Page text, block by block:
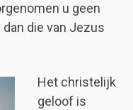
u geen
die van Jezus
Het christelijk
geloof is